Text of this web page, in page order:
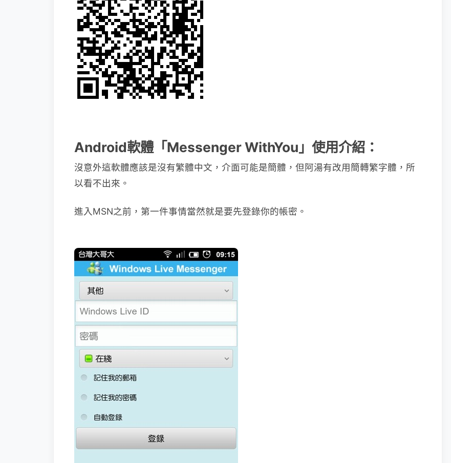
Android軟體「Messenger WithYou」使用介紹：
沒意外這軟體應該是沒有繁體中文，介面可能是簡體，但阿湯有改用簡轉繁字體，所
以看不出來。
進入MSN之前，第一件事情當然就是要先登錄你的帳密。